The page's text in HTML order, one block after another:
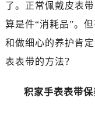
了。正常佩戴皮表
算是件“消耗品”。
和做细心的养护肯
表表带的方法？
积家手表表带保